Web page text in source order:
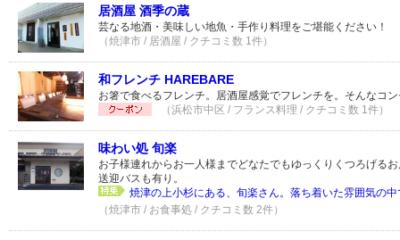
居酒屋 酒季の蔵
芸なる地酒・美味しい地魚・手作り料理をご堪能ください！
（焼津市 / 居酒屋 / クチコミ数 1件）
和フレンチ HAREBARE
お箸で食べるフレンチ。居酒屋感覚でフレンチを。そんなコ
（浜松市中区 / フランス料理 / クチコミ数 1件）
味わい処 旬楽
お子様連れからお一人様までどなたでもゆっくりくつろげる
送迎バスも有り。
焼津の上小杉にある、旬楽さん。落ち着いた雰囲気の
（焼津市 / お食事処 / クチコミ数 2件）